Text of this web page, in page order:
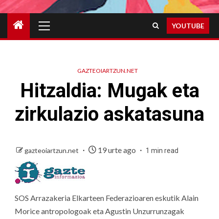
Menu
YOUTUBE
GAZTEOIARTZUN.NET
Hitzaldia: Mugak eta
zirkulazio askatasuna
gazteoiartzun.net 19 urte ago 1 min read
SOS Arrazakeria Elkarteen Federazioaren eskutik Alain
Morice antropologoak eta Agustin Unzurrunzagak